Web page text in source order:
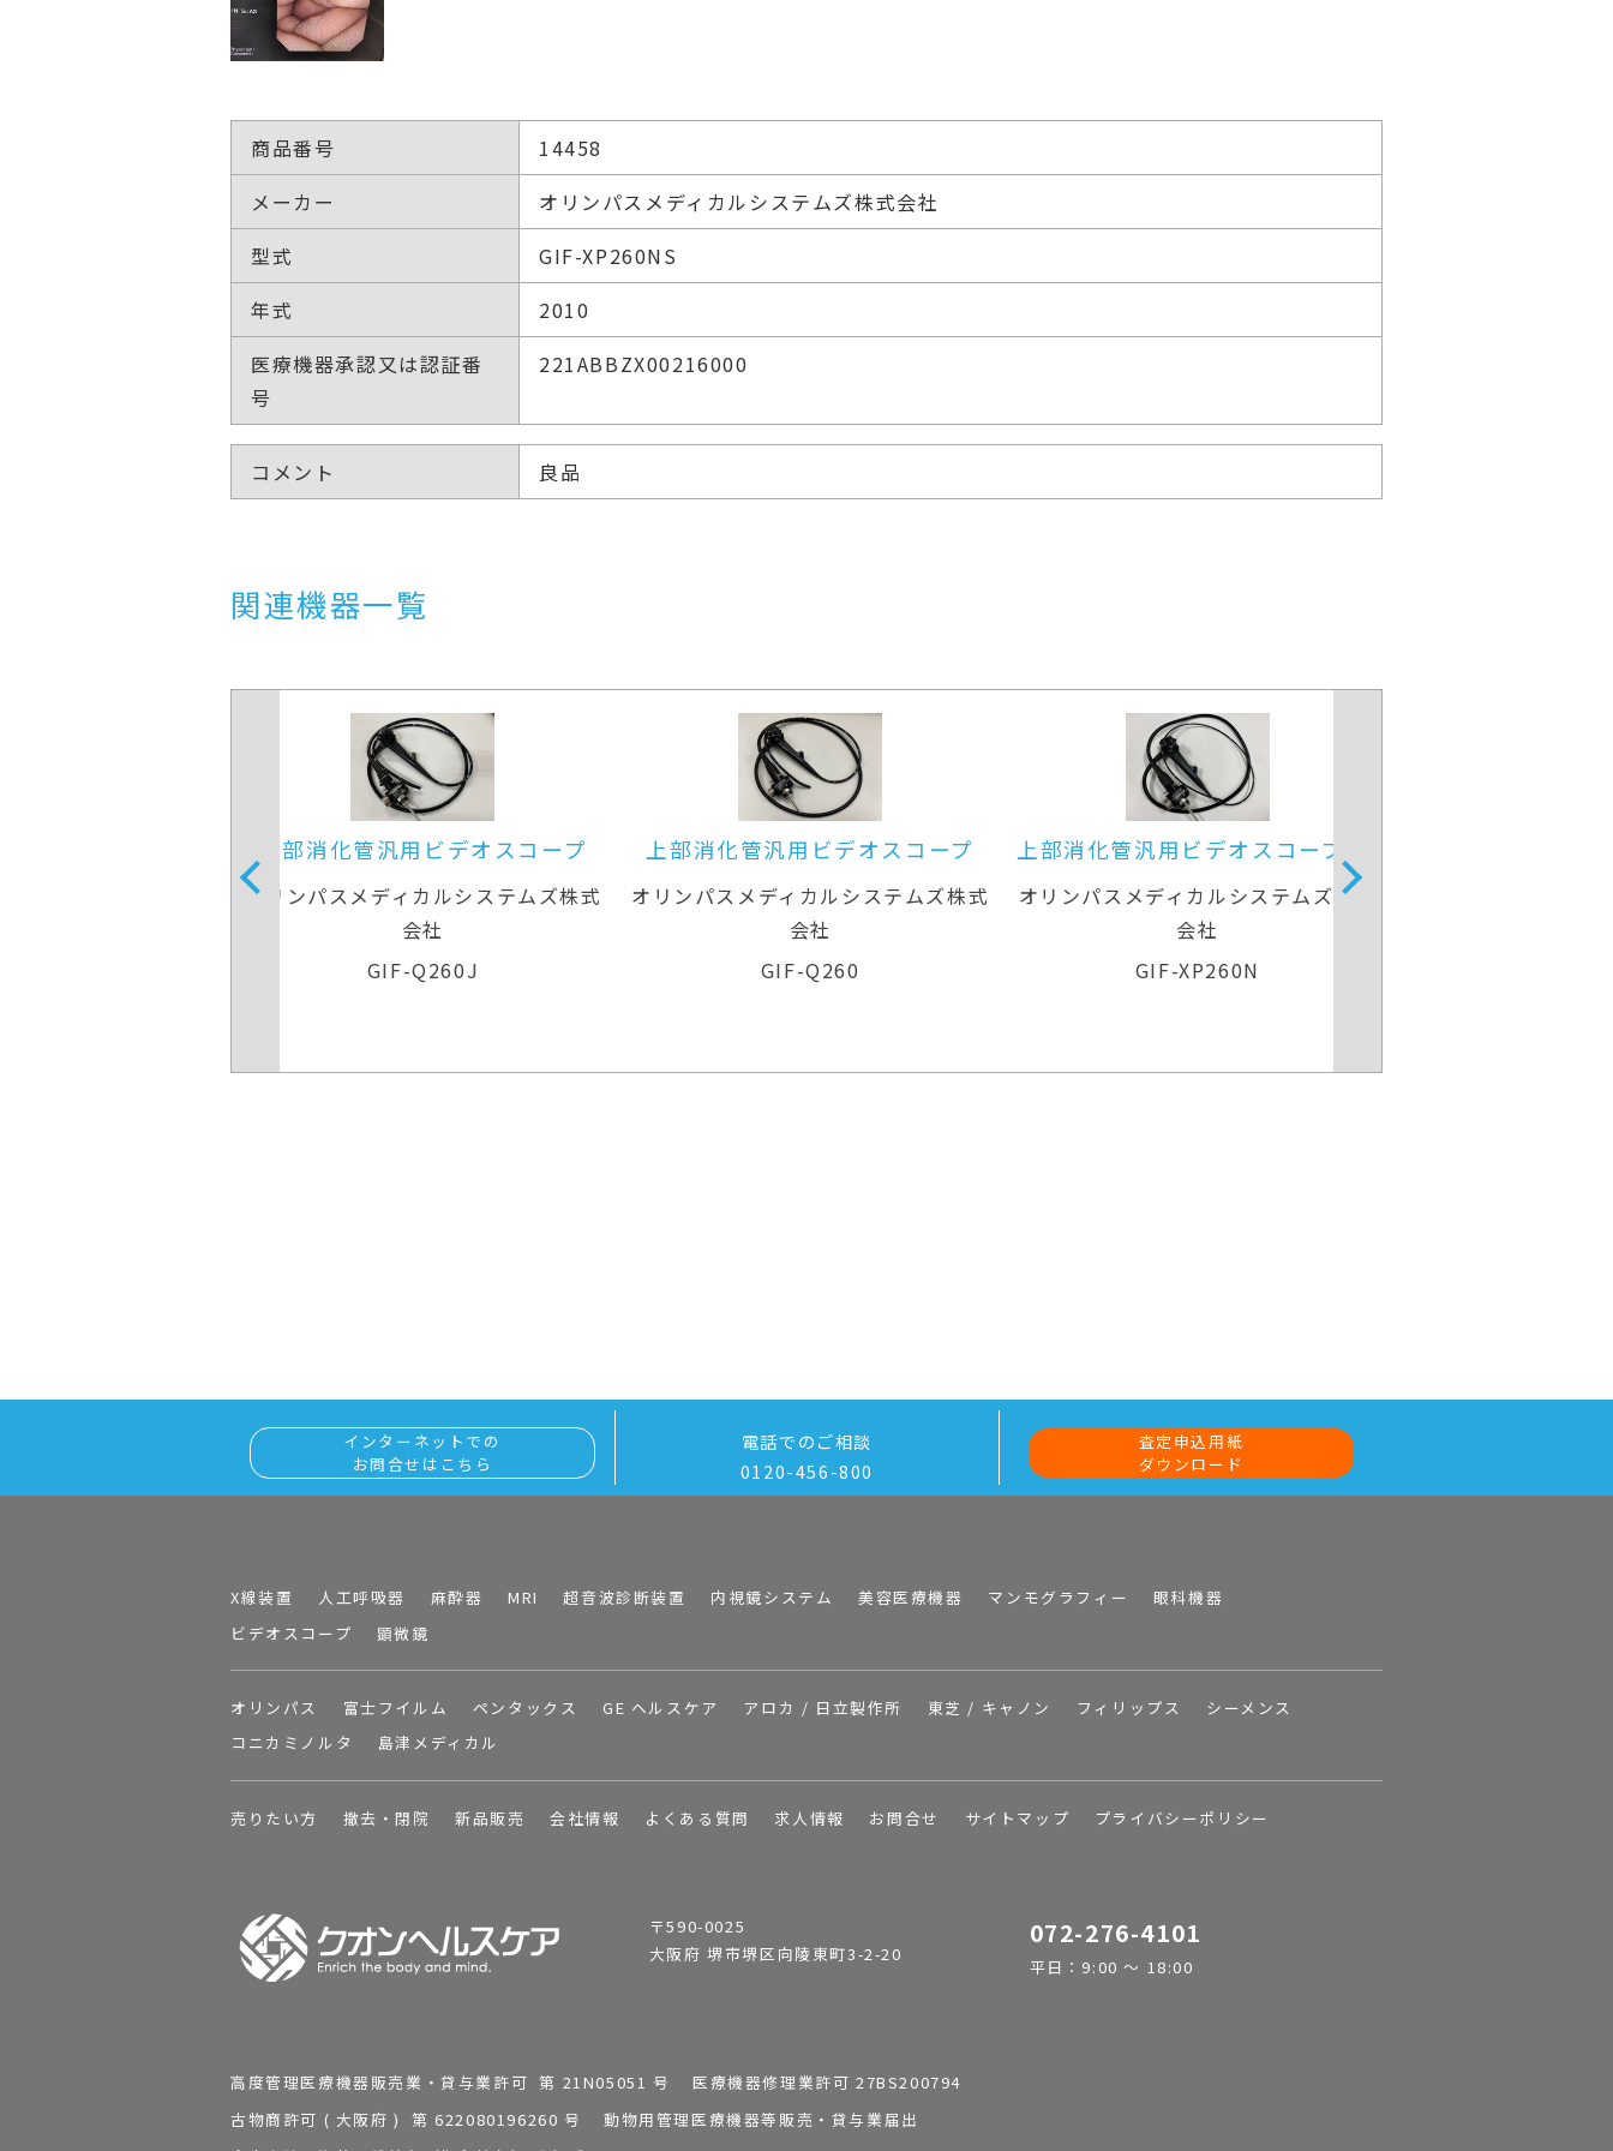
商品番号
14458
メーカー
オリンパスメディカルシステムズ株式会社
型式
GIF-XP260NS
年式
2010
医療機器承認又は認証番
号
221ABBZX00216000
コメント 良品
関連機器一覧
ディカルシステムズ株式
上部消化管汎用ビデオスコープ
オリンパスメディカルシステムズ株式
GIF-Q260
上部消化管汎用ビデオスコープ(径
鼻対応)
オリンパスメディカルシステムズ株式
GIF-XP260N
上部消化管汎用ビデオスコープ
オリンパスメディカルシステムズ株式
GIF-H260
インターネットでの
お問合せはこちら
電話でのご相談
0120-456-800
査定申込用紙
ダウンロード
X線装置 人工呼吸器 麻酔器 MRI 超音波診断装置 内視鏡システム 美容医療機器 マンモグラフィー
眼科機器
ビデオスコープ
顕微鏡
オリンパス 富士フイルム ペンタックス GE ヘルスケア アロカ / 日立製作所 東芝 / キャノン フィリップス
シーメンス
コニカミノルタ
島津メディカル
売りたい方 撤去・閉院 新品販売 会社情報 よくある質問 求人情報 お問合せ サイトマップ プライバシーポリシー
〒590-0025
大阪府 堺市堺区向陵東町3-2-20
072-276-4101
平日：9:00 ～ 18:00
高度管理医療機器販売業・貸与業許可 第 21N05051 号 医療機器修理業許可 27BS200794
古物商許可 ( 大阪府 ) 第 622080196260 号 動物用管理医療機器等販売・貸与業届出